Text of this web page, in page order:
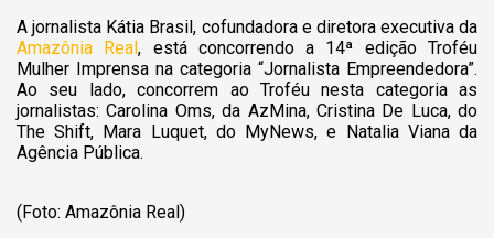
A jornalista Kátia Brasil, cofundadora e diretora executiva da
Amazônia Real, está concorrendo a 14ª edição Troféu
Mulher Imprensa na categoria “Jornalista Empreendedora”.
Ao seu lado, concorrem ao Troféu nesta categoria as
jornalistas: Carolina Oms, da AzMina, Cristina De Luca, do
The Shift, Mara Luquet, do MyNews, e Natalia Viana da
Agência Pública.
(Foto: Amazônia Real)